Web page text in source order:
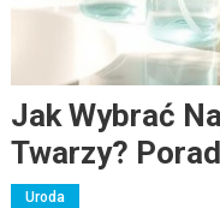
Jak Wybrać
Twarzy?
Uroda